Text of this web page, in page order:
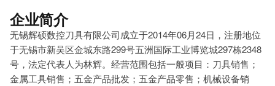
企业简介
无锡辉硕数控刀具有限公司成立于2014年06月24日，注册地位
于无锡市新吴区金城东路299号五洲国际工业博览城297栋2348
号，法定代表人为林辉。经营范围包括一般项目：刀具销售；
金属工具销售；五金产品批发；五金产品零售；机械设备销